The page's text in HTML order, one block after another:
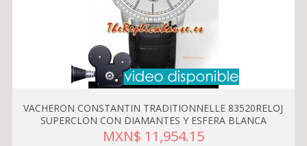
VACHERON CONSTANTIN TRADITIONNELLE 83520RELOJ
SUPERCLON CON DIAMANTES Y ESFERA BLANCA
MXN$ 11,954.15